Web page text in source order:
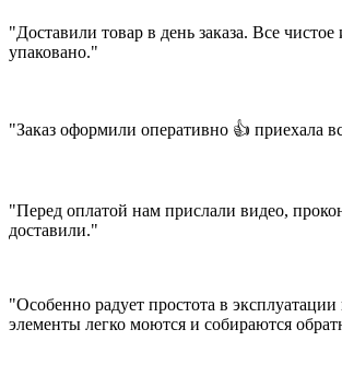
"Доставили товар в день заказа. Все
упаковано."
"Заказ оформили оперативно 👍 приехала
"Перед оплатой нам прислали видео,
доставили."
"Особенно радует простота в эксплуатации
элементы легко моются и собираются